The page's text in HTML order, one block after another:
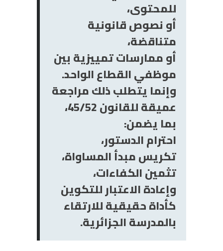
للمحتوى،
أو نصوص قانونية
متناقضة،
أو ممارسات تمييزية بين
موظفي القطاع الواحد.
وإنما يتطلب ذلك مراجعة
عميقة للقانون 25/54،
بما يضمن:
احترام الدستور،
تكريس مبدأ المساواة،
تثمين الكفاءات،
وإعادة الاعتبار للتكوين
كأداة حقيقية للارتقاء
بالمدرسة الجزائرية.